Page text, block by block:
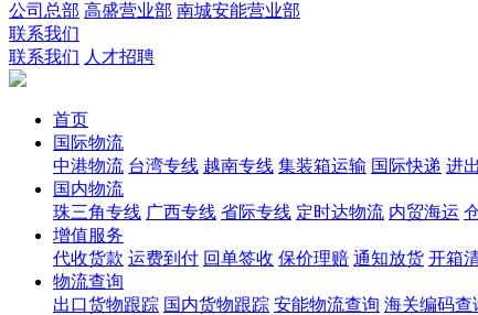
公司总部 高盛营业部 南城安能营业部
联系我们
联系我们 人才招聘
首页
国际物流
中港物流 台湾专线 越南专线 集装箱运输 国际快递 进
国内物流
珠三角专线 广西专线 省际专线 定时达物流 内贸海运
增值服务
代收货款 运费到付 回单签收 保价理赔 通知放货 开箱
物流查询
出口货物跟踪 国内货物跟踪 安能物流查询 海关编码查